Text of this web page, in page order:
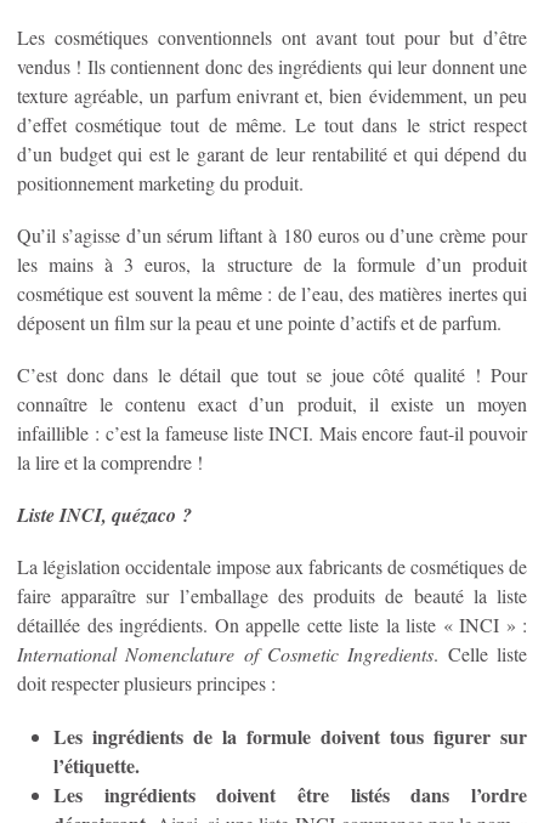
Les cosmétiques conventionnels ont avant tout pour but d’être
vendus ! Ils contiennent donc des ingrédients qui leur donnent une
texture agréable, un parfum enivrant et, bien évidemment, un peu
d’effet cosmétique tout de même. Le tout dans le strict respect
d’un budget qui est le garant de leur rentabilité et qui dépend du
positionnement marketing du produit.
Qu’il s’agisse d’un sérum liftant à 180 euros ou d’une crème pour
les mains à 3 euros, la structure de la formule d’un produit
cosmétique est souvent la même : de l’eau, des matières inertes qui
déposent un film sur la peau et une pointe d’actifs et de parfum.
C’est donc dans le détail que tout se joue côté qualité ! Pour
connaître le contenu exact d’un produit, il existe un moyen
infaillible : c’est la fameuse liste INCI. Mais encore faut-il pouvoir
la lire et la comprendre !
Liste INCI, quézaco ?
La législation occidentale impose aux fabricants de cosmétiques de
faire apparaître sur l’emballage des produits de beauté la liste
détaillée des ingrédients. On appelle cette liste la liste « INCI » :
International Nomenclature of Cosmetic Ingredients. Celle liste
doit respecter plusieurs principes :
Les ingrédients de la formule doivent tous figurer sur
l’étiquette.
Les ingrédients doivent être listés dans l’ordre